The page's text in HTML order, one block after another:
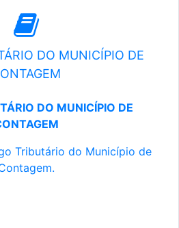
DO MUNICÍPIO DE
DO MUNICÍPIO DE
Tributário do Município de